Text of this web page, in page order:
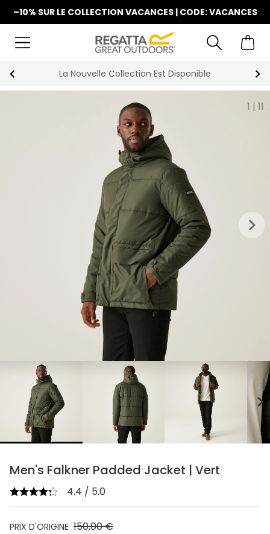
–10% SUR LE COLLECTION VACANCES | CODE: VACANCES
La Nouvelle Collection Est Disponible
1 | 11
keyboard_arrow_right
chevron_right
Men's Falkner Padded Jacket | Vert
4.4 / 5.0
PRIX D'ORIGINE 150,00 €